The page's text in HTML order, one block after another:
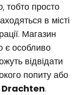
тобто просто
в місті
Магазин
є особливо
відвідати
попиту або
Drachten.